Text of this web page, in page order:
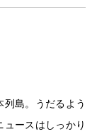
島。うだるよう
ースはしっかり